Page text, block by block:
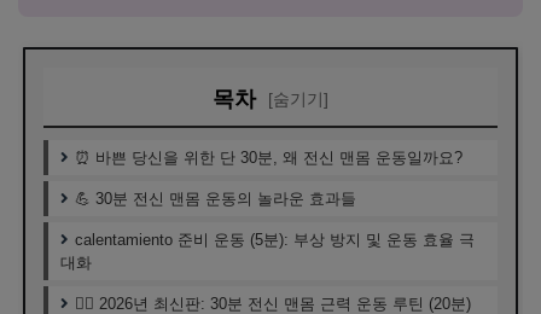
목차 [숨기기]
⏰ 바쁜 당신을 위한 단 30분, 왜 전신 맨몸 운동일까요?
💪 30분 전신 맨몸 운동의 놀라운 효과들
calentamiento 준비 운동 (5분): 부상 방지 및 운동 효율 극
대화
🏋️‍♀️ 2026년 최신판: 30분 전신 맨몸 근력 운동 루틴 (20분)